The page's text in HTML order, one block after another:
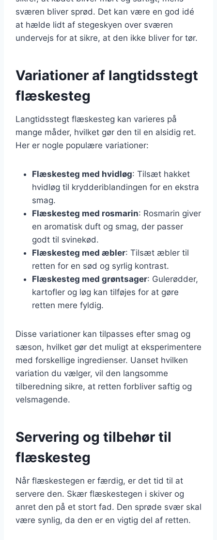
sværen bliver sprød. Det kan være en god idé
at hælde lidt af stegeskyen over sværen
undervejs for at sikre, at den ikke bliver for tør.
Variationer af langtidsstegt
flæskesteg
Langtidsstegt flæskesteg kan varieres på
mange måder, hvilket gør den til en alsidig ret.
Her er nogle populære variationer:
Flæskesteg med hvidløg: Tilsæt hakket
hvidløg til krydderiblandingen for en ekstra
smag.
Flæskesteg med rosmarin: Rosmarin giver
en aromatisk duft og smag, der passer
godt til svinekød.
Flæskesteg med æbler: Tilsæt æbler til
retten for en sød og syrlig kontrast.
Flæskesteg med grøntsager: Gulerødder,
kartofler og løg kan tilføjes for at gøre
retten mere fyldig.
Disse variationer kan tilpasses efter smag og
sæson, hvilket gør det muligt at eksperimentere
med forskellige ingredienser. Uanset hvilken
variation du vælger, vil den langsomme
tilberedning sikre, at retten forbliver saftig og
velsmagende.
Servering og tilbehør til
flæskesteg
Når flæskestegen er færdig, er det tid til at
servere den. Skær flæskestegen i skiver og
anret den på et stort fad. Den sprøde svær skal
være synlig, da den er en vigtig del af retten.